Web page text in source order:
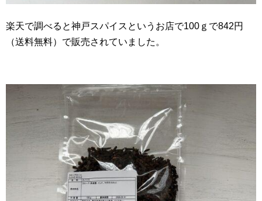
楽天で調べると神戸スパイスというお店で100ｇで842円
（送料無料）で販売されていました。